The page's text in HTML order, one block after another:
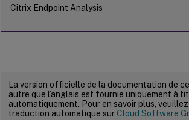
Citrix Endpoint Analysis
La version officielle de la documentation de
autre que l’anglais est fournie uniquement à
automatiquement. Pour en savoir plus,
traduction automatique surCloud Software